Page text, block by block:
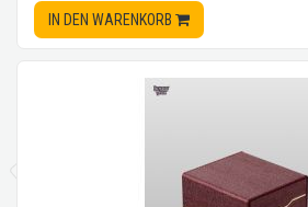
IN DEN WARENKORB